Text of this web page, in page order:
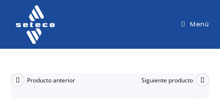
Menú
Producto anterior Siguiente producto